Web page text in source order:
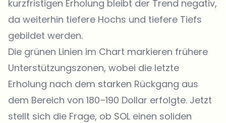
kurzfristigen Erholung bleibt der Trend negativ,
da weiterhin tiefere Hochs und tiefere Tiefs
gebildet werden.
Die grünen Linien im Chart markieren frühere
Unterstützungszonen, wobei die letzte
Erholung nach dem starken Rückgang aus
dem Bereich von 180–190 Dollar erfolgte. Jetzt
stellt sich die Frage, ob SOL einen soliden